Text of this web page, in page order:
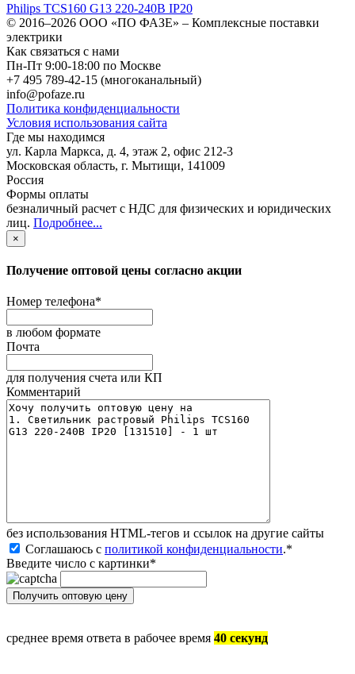
Philips TCS160 G13 220-240В IP20
© 2016–2026 ООО «ПО ФАЗЕ» – Комплексные поставки
электрики
Как связаться с нами
Пн-Пт 9:00-18:00 по Москве
+7 495 789-42-15 (многоканальный)
info@pofaze.ru
Политика конфиденциальности
Условия использования сайта
Где мы находимся
ул. Карла Маркса, д. 4, этаж 2, офис 212-3
Московская область, г. Мытищи, 141009
Россия
Формы оплаты
безналичный расчет с НДС для физических и юридических
лиц. Подробнее...
×
Получение оптовой цены согласно акции
Номер телефона*
в любом формате
Почта
для получения счета или КП
Комментарий
без иcпользования HTML-тегов и ссылок на другие сайты
Соглашаюсь с политикой конфиденциальности.*
Введите число с картинки*
среднее время ответа в рабочее время 40 секунд